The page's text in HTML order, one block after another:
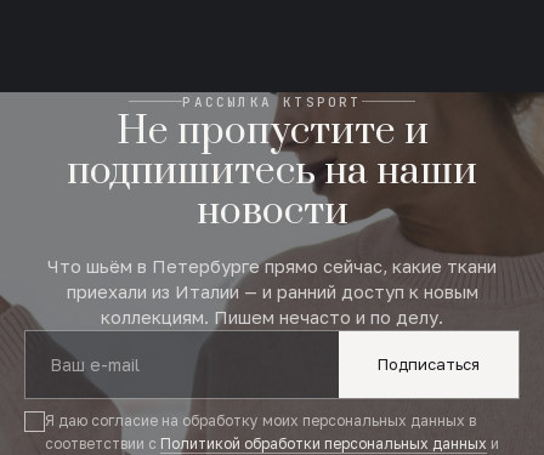
РАССЫЛКА KTSPORT
Не пропустите и
подпишитесь на наши
новости
Что шьём в Петербурге прямо сейчас, какие ткани
приехали из Италии — и ранний доступ к новым
коллекциям. Пишем нечасто и по делу.
Подписаться
Я даю согласие на обработку моих персональных данных в
соответствии с Политикой обработки персональных данных и